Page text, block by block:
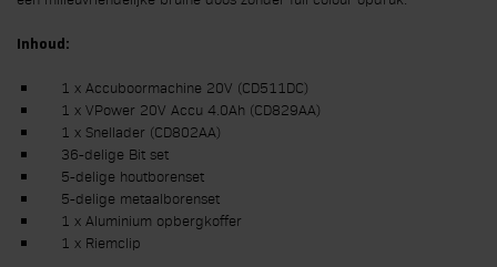
Inhoud:
1 x Accuboormachine 20V (CD511DC)
1 x VPower 20V Accu 4.0Ah (CD829AA)
1 x Snellader (CD802AA)
36-delige Bit set
5-delige houtborenset
5-delige metaalborenset
1 x Aluminium opbergkoffer
1 x Riemclip